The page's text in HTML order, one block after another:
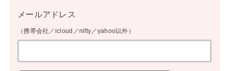
メールアドレス
（携帯会社／icloud／nifty／yahoo以外）